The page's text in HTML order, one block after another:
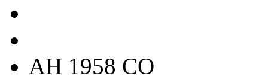
АН 1958 СО